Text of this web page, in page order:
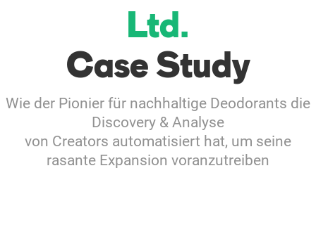
Enterprises
Ltd.
Case Study
Wie der Pionier für nachhaltige Deodorants die
Discovery & Analyse
von Creators automatisiert hat, um seine
rasante Expansion voranzutreiben